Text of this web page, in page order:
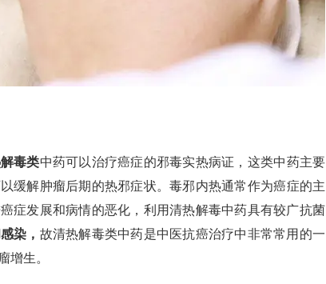
毒类中药可以治疗癌症的邪毒实热病证，这类中药主要
缓解肿瘤后期的热邪症状。毒邪内热通常作为癌症的主
症发展和病情的恶化，利用清热解毒中药具有较广抗菌
染， 故清热解毒类中药是中医抗癌治疗中非常常用的一
增生。